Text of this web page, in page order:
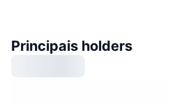
Principais holders